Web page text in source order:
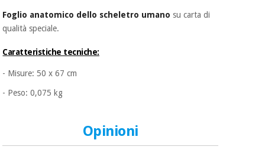
Armadi
Veterinario
chirurgici
fitness e
Sport
Foglio anatomico dello scheletro umano su carta di
qualità speciale.
Caratteristiche tecniche:
- Misure: 50 x 67 cm
- Peso: 0,075 kg
Opinioni